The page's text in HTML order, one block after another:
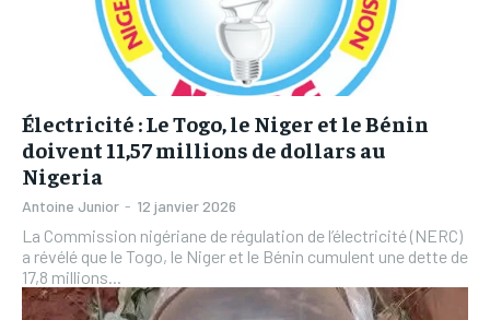
Électricité : Le Togo, le Niger et le Bénin
doivent 11,57 millions de dollars au
Nigeria
Antoine Junior - 12 janvier 2026
La Commission nigériane de régulation de l’électricité (NERC)
a révélé que le Togo, le Niger et le Bénin cumulent une dette de
17,8 millions...